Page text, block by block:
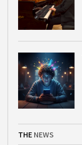
THE NEWS